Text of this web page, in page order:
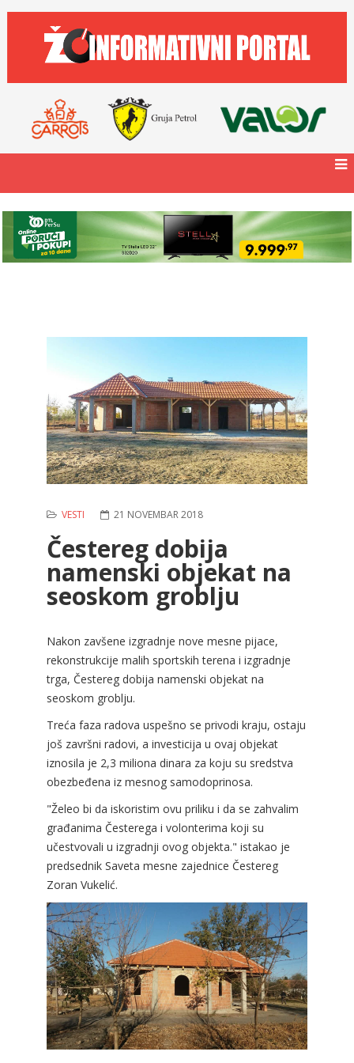
VESTI 21 NOVEMBAR 2018
Čestereg dobija
namenski objekat na
seoskom groblju
Nakon zavšene izgradnje nove mesne pijace,
rekonstrukcije malih sportskih terena i izgradnje
trga, Čestereg dobija namenski objekat na
seoskom groblju.
Treća faza radova uspešno se privodi kraju, ostaju
još završni radovi, a investicija u ovaj objekat
iznosila je 2,3 miliona dinara za koju su sredstva
obezbeđena iz mesnog samodoprinosa.
"Želeo bi da iskoristim ovu priliku i da se zahvalim
građanima Česterega i volonterima koji su
učestvovali u izgradnji ovog objekta." istakao je
predsednik Saveta mesne zajednice Čestereg
Zoran Vukelić.